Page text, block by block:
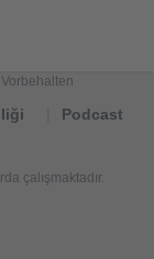
Podcast
çalışmaktadır.